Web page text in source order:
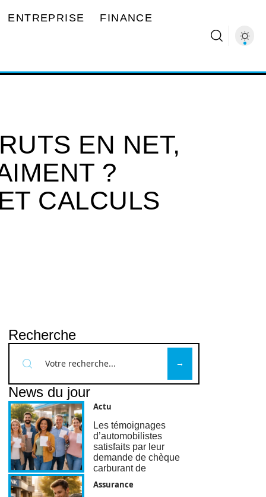
ENTREPRISE FINANCE
EN NET,
?
CALCULS
Recherche
News du jour
Actu
Les témoignages
d’automobilistes
satisfaits par leur
demande de chèque
carburant de
Assurance